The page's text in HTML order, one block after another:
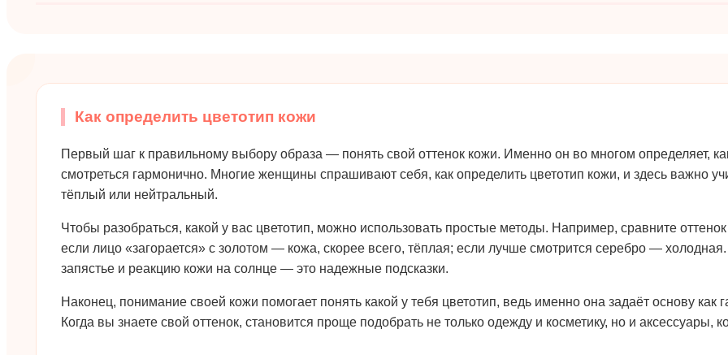
Как определить цветотип кожи
Первый шаг к правильному выбору образа — понять свой оттенок кожи. Именно он во многом определяет,
смотреться гармонично. Многие женщины спрашивают себя, как определить цветотип кожи, и здесь важно
тёплый или нейтральный.
Чтобы разобраться, какой у вас цветотип, можно использовать простые методы. Например, сравните
если лицо «загорается» с золотом — кожа, скорее всего, тёплая; если лучше смотрится серебро —
запястье и реакцию кожи на солнце — это надежные подсказки.
Наконец, понимание своей кожи помогает понять какой у тебя цветотип, ведь именно она задаёт основу как
Когда вы знаете свой оттенок, становится проще подобрать не только одежду и косметику, но и аксессуары,